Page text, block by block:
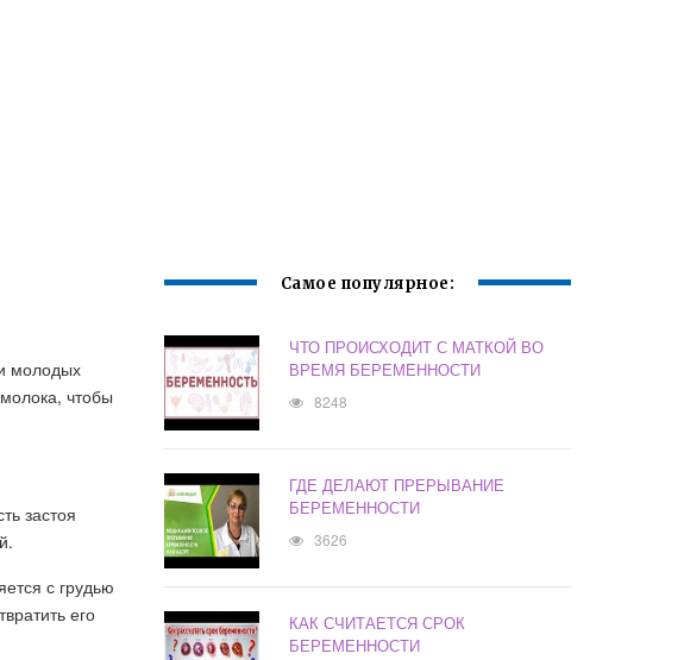
молодых
чтобы
застоя
с грудью
его
Самое популярное:
ЧТО ПРОИСХОДИТ С МАТКОЙ ВО
ВРЕМЯ БЕРЕМЕННОСТИ
8248
ГДЕ ДЕЛАЮТ ПРЕРЫВАНИЕ
БЕРЕМЕННОСТИ
3626
КАК СЧИТАЕТСЯ СРОК
БЕРЕМЕННОСТИ